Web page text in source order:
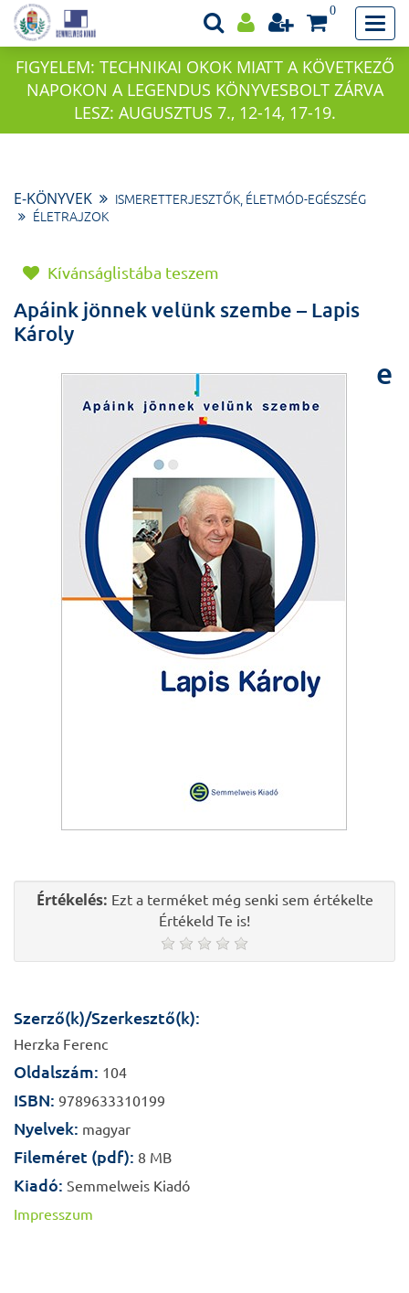
0
FIGYELEM: TECHNIKAI OKOK MIATT A KÖVETKEZŐ
NAPOKON A LEGENDUS KÖNYVESBOLT ZÁRVA
LESZ: AUGUSZTUS 7., 12-14, 17-19.
E-KÖNYVEK
ISMERETTERJESZTŐK, ÉLETMÓD-EGÉSZSÉG
ÉLETRAJZOK
Kívánságlistába teszem
Apáink jönnek velünk szembe – Lapis
Károly
e
Értékelés: Ezt a terméket még senki sem értékelte
Értékeld Te is!
Szerző(k)/Szerkesztő(k):
Herzka Ferenc
Oldalszám: 104
ISBN: 9789633310199
Nyelvek: magyar
Fileméret (pdf): 8 MB
Kiadó: Semmelweis Kiadó
Impresszum